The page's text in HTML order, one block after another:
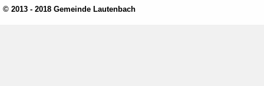
© 2013 - 2018 Gemeinde Lautenbach